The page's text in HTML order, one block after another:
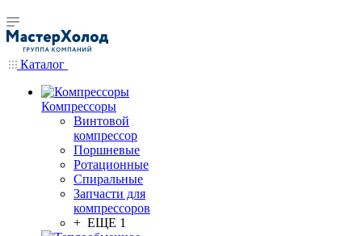
Каталог
Компрессоры
Винтовой
компрессор
Поршневые
Ротационные
Спиральные
Запчасти для
компрессоров
+ ЕЩЕ 1